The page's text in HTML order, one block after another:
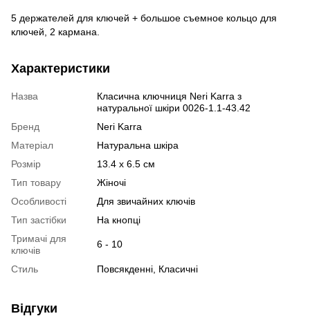
5 держателей для ключей + большое съемное кольцо для
ключей, 2 кармана.
Характеристики
Назва
Класична ключниця Neri Karra з
натуральної шкіри 0026-1.1-43.42
Бренд
Neri Karra
Матеріал
Натуральна шкіра
Розмір
13.4 x 6.5 см
Тип товару
Жіночі
Особливості
Для звичайних ключів
Тип застібки
На кнопці
Тримачі для
ключів
6 - 10
Стиль Повсякденні, Класичні
Відгуки